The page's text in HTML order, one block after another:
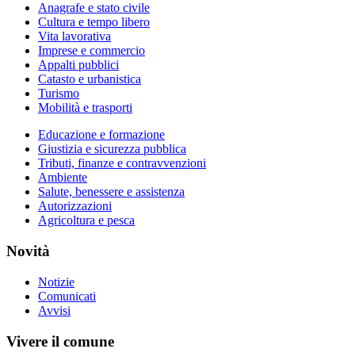
Anagrafe e stato civile
Cultura e tempo libero
Vita lavorativa
Imprese e commercio
Appalti pubblici
Catasto e urbanistica
Turismo
Mobilità e trasporti
Educazione e formazione
Giustizia e sicurezza pubblica
Tributi, finanze e contravvenzioni
Ambiente
Salute, benessere e assistenza
Autorizzazioni
Agricoltura e pesca
Novità
Notizie
Comunicati
Avvisi
Vivere il comune